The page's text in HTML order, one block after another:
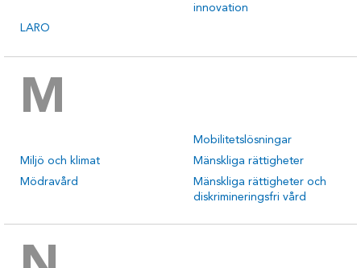
innovation
LARO
M
Mobilitetslösningar
Miljö och klimat
Mänskliga rättigheter
Mödravård
Mänskliga rättigheter och
diskrimineringsfri vård